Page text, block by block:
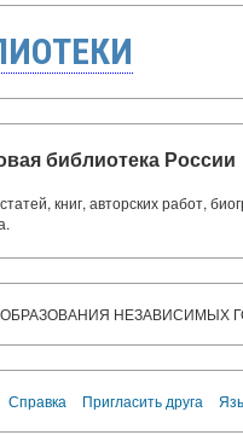
библиотека России
книг, авторских работ,
ОБРАЗОВАНИЯ НЕЗАВИСИМЫХ
Справка Пригласить друга